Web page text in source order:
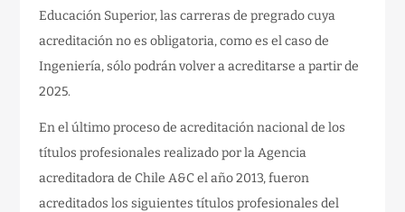
Educación Superior, las carreras de pregrado cuya
acreditación no es obligatoria, como es el caso de
Ingeniería, sólo podrán volver a acreditarse a partir de
2025.
En el último proceso de acreditación nacional de los
títulos profesionales realizado por la Agencia
acreditadora de Chile A&C el año 2013, fueron
acreditados los siguientes títulos profesionales del